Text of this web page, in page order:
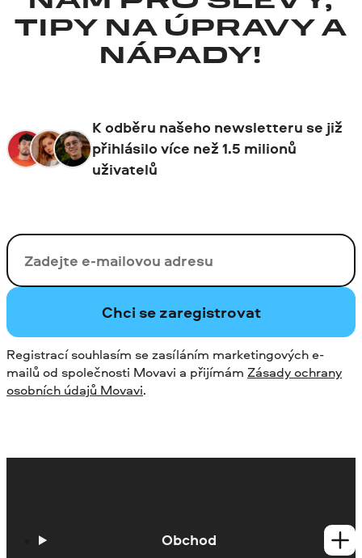
TIPY NA ÚPRAVY A
NÁPADY!
K odběru našeho newsletteru se již
přihlásilo více než 1.5 milionů
uživatelů
Vaši e-mailovou adresu
Chci se zaregistrovat
Registrací souhlasím se zasíláním marketingových e-
mailů od společnosti Movavi a přijímám Zásady ochrany
osobních údajů Movavi.
Obchod